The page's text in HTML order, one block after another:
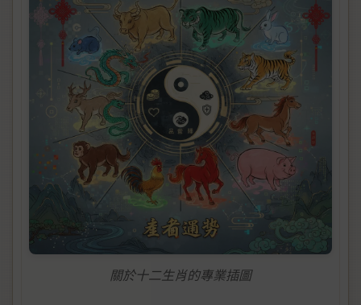
關於十二生肖的專業插圖